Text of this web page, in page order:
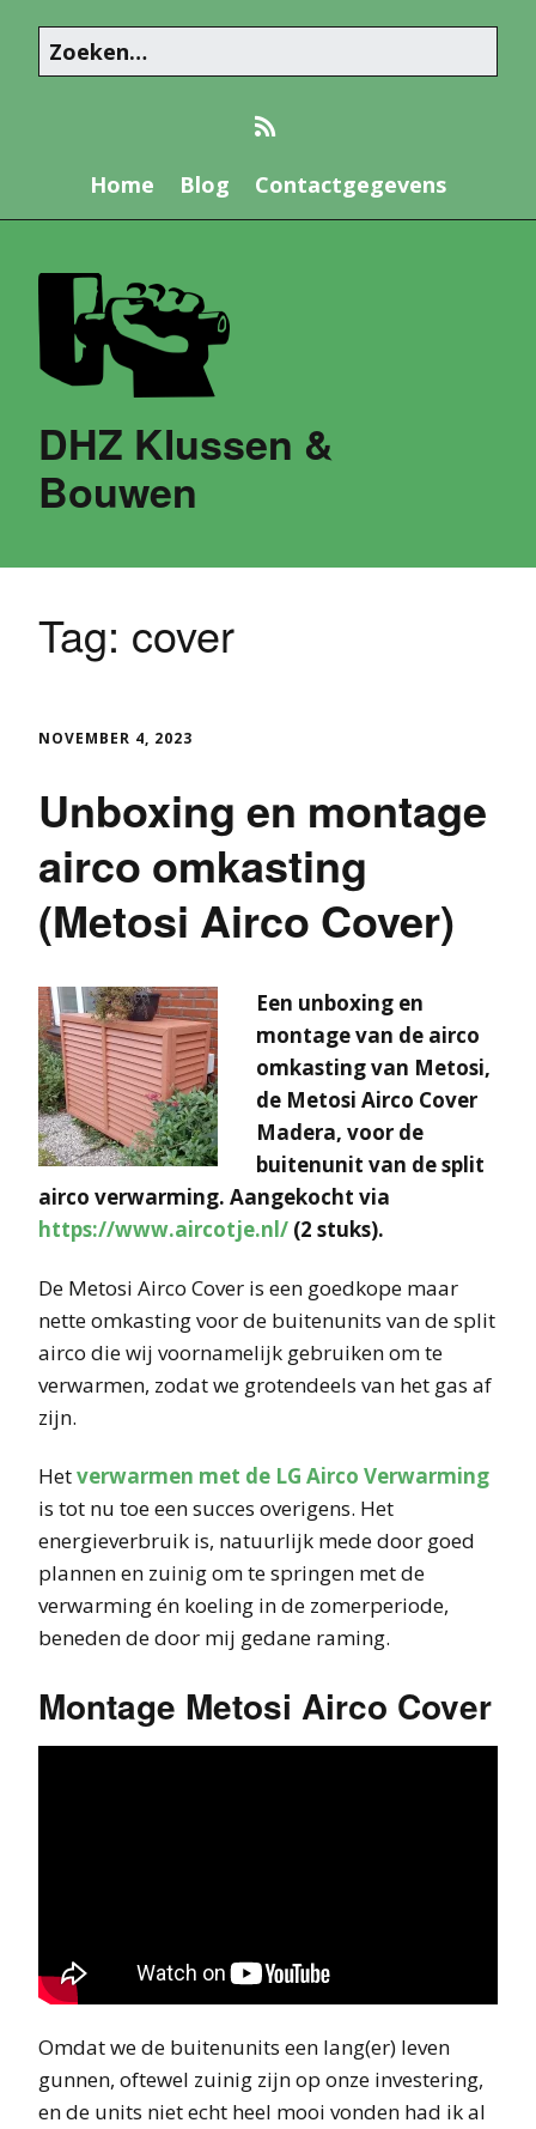
Home Blog Contactgegevens
DHZ Klussen &
Bouwen
Tag: cover
NOVEMBER 4, 2023
Unboxing en montage
airco omkasting
(Metosi Airco Cover)
Een unboxing en
montage van de airco
omkasting van Metosi,
de Metosi Airco Cover
Madera, voor de
buitenunit van de split
airco verwarming. Aangekocht via
https://www.aircotje.nl/ (2 stuks).
De Metosi Airco Cover is een goedkope maar
nette omkasting voor de buitenunits van de split
airco die wij voornamelijk gebruiken om te
verwarmen, zodat we grotendeels van het gas af
zijn.
Hetverwarmen met de LG Airco Verwarming
is tot nu toe een succes overigens. Het
energieverbruik is, natuurlijk mede door goed
plannen en zuinig om te springen met de
verwarming én koeling in de zomerperiode,
beneden de door mij gedane raming.
Montage Metosi Airco Cover
Omdat we de buitenunits een lang(er) leven
gunnen, oftewel zuinig zijn op onze investering,
en de units niet echt heel mooi vonden had ik al